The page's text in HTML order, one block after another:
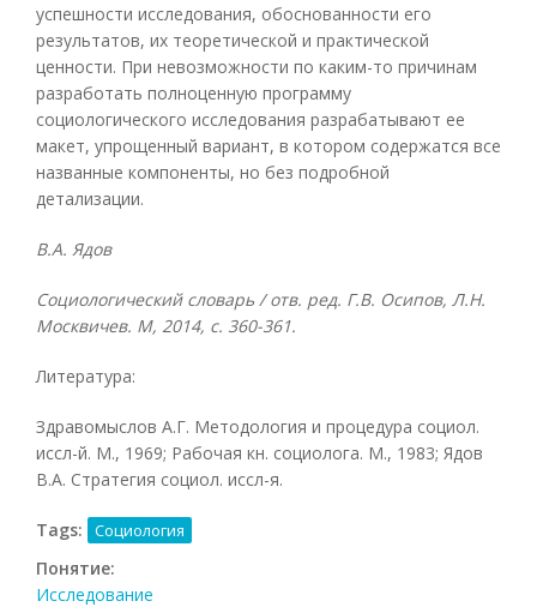
успешности исследования, обоснованности его
результатов, их теоретической и практической
ценности. При невозможности по каким-то причинам
разработать полноценную программу
социологического исследования разрабатывают ее
макет, упрощенный вариант, в котором содержатся все
названные компоненты, но без подробной
детализации.
В.А. Ядов
Социологический словарь / отв. ред. Г.В. Осипов, Л.Н.
Москвичев. М, 2014, с. 360-361.
Литература:
Здравомыслов А.Г. Методология и процедура социол.
иссл-й. М., 1969; Рабочая кн. социолога. М., 1983; Ядов
В.А. Стратегия социол. иссл-я.
Tags: Социология
Понятие:
Исследование